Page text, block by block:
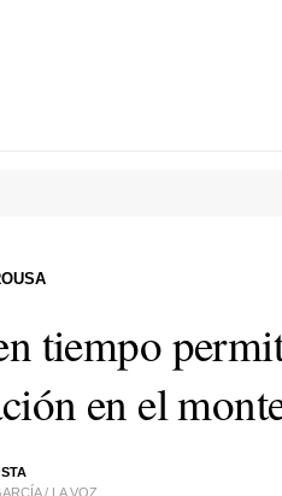
tiempo
en el
/ LA VOZ